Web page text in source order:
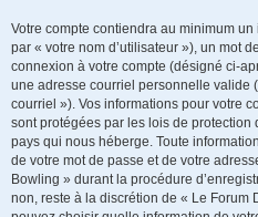
Votre compte contiendra au minimum
par « votre nom d’utilisateur »), un mot
connexion à votre compte (désigné ci-
une adresse courriel personnelle valide
courriel »). Vos informations pour votre
sont protégées par les lois de
pays qui nous héberge. Toute
de votre mot de passe et de votre
Bowling » durant la procédure
non, reste à la discrétion de « Le Forum